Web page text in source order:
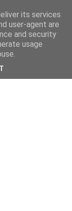
its services
user-agent are
and security
usage